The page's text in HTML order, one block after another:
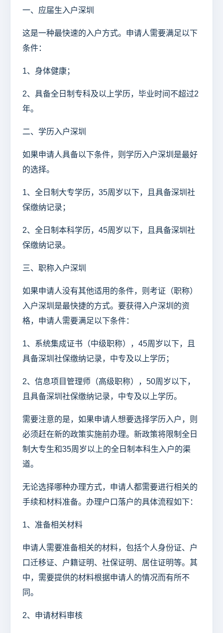
一、应届生入户深圳
这是一种最快速的入户方式。申请人需要满足以下
条件：
1、身体健康；
2、具备全日制专科及以上学历，毕业时间不超过2
年。
二、学历入户深圳
如果申请人具备以下条件，则学历入户深圳是最好
的选择。
1、全日制大专学历，35周岁以下，且具备深圳社
保缴纳记录；
2、全日制本科学历，45周岁以下，且具备深圳社
保缴纳记录。
三、职称入户深圳
如果申请人没有其他适用的条件，则考证（职称）
入户深圳是最快捷的方式。要获得入户深圳的资
格，申请人需要满足以下条件：
1、系统集成证书（中级职称），45周岁以下，且
具备深圳社保缴纳记录，中专及以上学历；
2、信息项目管理师（高级职称），50周岁以下，
且具备深圳社保缴纳记录，中专及以上学历。
需要注意的是，如果申请人想要选择学历入户，则
必须赶在新的政策实施前办理。新政策将限制全日
制大专生和35周岁以上的全日制本科生入户的渠
道。
无论选择哪种办理方式，申请人都需要进行相关的
手续和材料准备。办理户口落户的具体流程如下：
1、准备相关材料
申请人需要准备相关的材料，包括个人身份证、户
口迁移证、户籍证明、社保证明、居住证明等。其
中，需要提供的材料根据申请人的情况而有所不
同。
2、申请材料审核